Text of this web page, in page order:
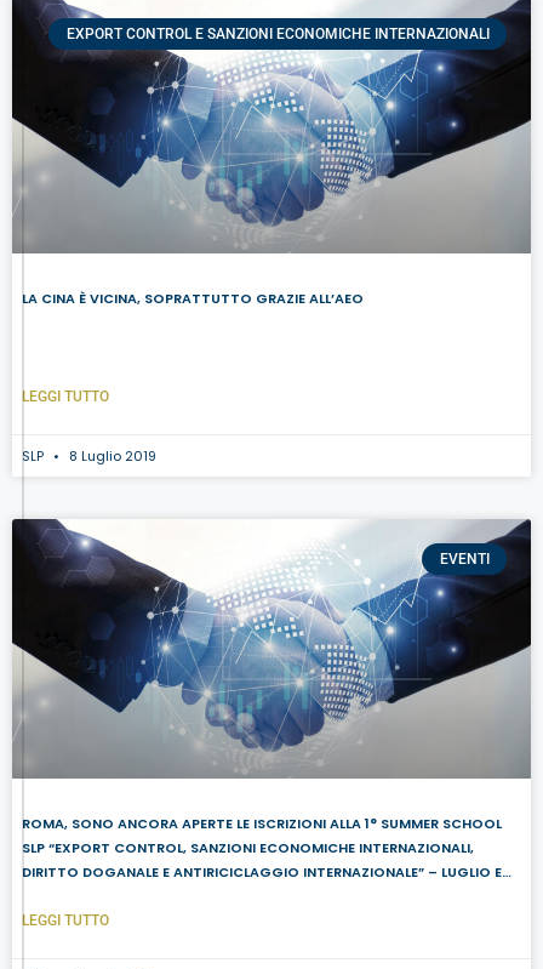
EXPORT CONTROL E SANZIONI ECONOMICHE INTERNAZIONALI
LA CINA È VICINA, SOPRATTUTTO GRAZIE ALL’AEO
LEGGI TUTTO
SLP 8 Luglio 2019
EVENTI
ROMA, SONO ANCORA APERTE LE ISCRIZIONI ALLA 1° SUMMER SCHOOL
SLP “EXPORT CONTROL, SANZIONI ECONOMICHE INTERNAZIONALI,
DIRITTO DOGANALE E ANTIRICICLAGGIO INTERNAZIONALE” – LUGLIO E
LEGGI TUTTO